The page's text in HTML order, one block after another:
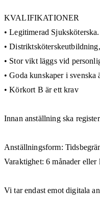
KVALIFIKATIONER
• Legitimerad Sjuksköterska.
•
• Stor vikt läggs vid
• Goda kunskaper i svenska
• Körkort B är ett krav
Innan anställning ska
Anställningsform:
Varaktighet: 6 månader
Vi tar endast emot digitala